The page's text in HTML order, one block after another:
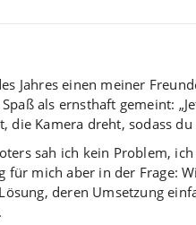
Jahres einen meiner
als ernsthaft gemeint:
die Kamera dreht, sodass
sah ich kein Problem,
für mich aber in der Frage:
deren Umsetzung